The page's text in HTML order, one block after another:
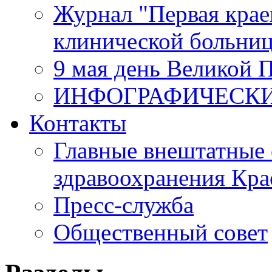
Журнал "Первая
клинической
9 мая день Великой
Контакты
Главные внештатные
здравоохранения
Пресс-служба
Общественный совет